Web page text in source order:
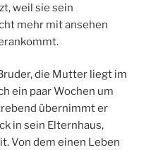
weil sie sein
mehr mit ansehen
die Mutter liegt im
ein paar Wochen um
übernimmt er
in sein Elternhaus,
Von dem einen Leben